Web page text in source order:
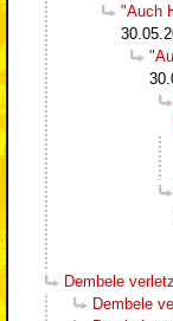
"Auch
Dembele
Dembele